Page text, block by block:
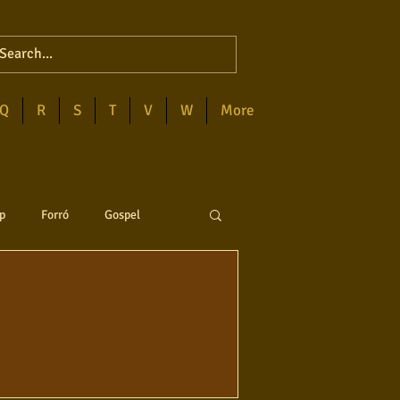
Q R S T V W More
Forró Gospel